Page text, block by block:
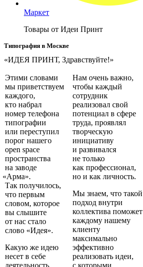
Маркет
Товары от Идеи Принт
Типография в Москве
«ИДЕЯ ПРИНТ, Здравствуйте!»
Этими словами
мы приветствуем
каждого,
кто набрал
номер телефона
типографии
или переступил
порог нашего
open space
пространства
на заводе
«Арма».
Так получилось,
что первым
словом, которое
вы слышите
от нас стало
слово «Идея».
Какую же идею
несет в себе
деятельность
Нам очень важно,
чтобы каждый
сотрудник
реализовал свой
потенциал в сфере
труда, проявлял
творческую
инициативу
и развивался
не только
как профессионал,
но и как личность.
Мы знаем, что такой
подход внутри
коллектива поможет
каждому нашему
клиенту
максимально
эффективно
реализовать идеи,
с которыми